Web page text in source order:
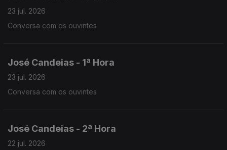
23 jul. 2026
Conversa com os ouvintes
José Candeias - 1ª Hora
23 jul. 2026
Conversa com os ouvintes
José Candeias - 2ª Hora
22 jul. 2026